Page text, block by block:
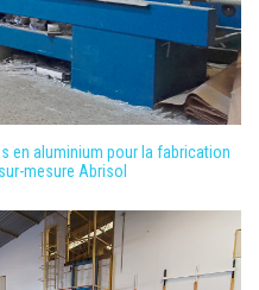
en aluminium pour la fabrication
mesure Abrisol